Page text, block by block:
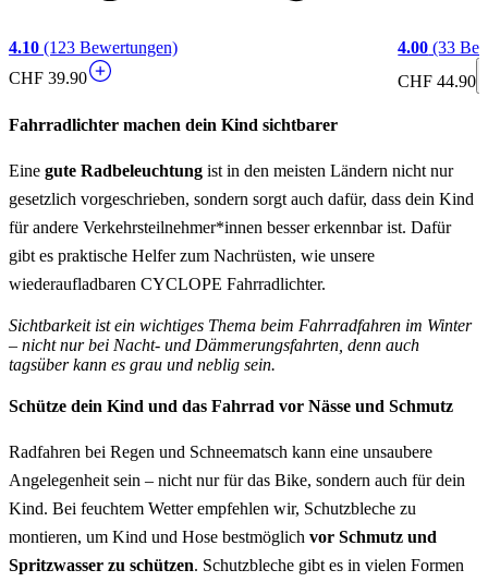
4.10 (123 Bewertungen)
CHF 39.90
4.00 (33
CHF 44.90
Fahrradlichter machen dein Kind sichtbarer
Eine gute Radbeleuchtung ist in den meisten Ländern nicht nur
gesetzlich vorgeschrieben, sondern sorgt auch dafür, dass dein Kind
für andere Verkehrsteilnehmer*innen besser erkennbar ist. Dafür
gibt es praktische Helfer zum Nachrüsten, wie unsere
wiederaufladbaren CYCLOPE Fahrradlichter.
Sichtbarkeit ist ein wichtiges Thema beim Fahrradfahren im Winter
– nicht nur bei Nacht- und Dämmerungsfahrten, denn auch
tagsüber kann es grau und neblig sein.
Schütze dein Kind und das Fahrrad vor Nässe und Schmutz
Radfahren bei Regen und Schneematsch kann eine unsaubere
Angelegenheit sein – nicht nur für das Bike, sondern auch für dein
Kind. Bei feuchtem Wetter empfehlen wir, Schutzbleche zu
montieren, um Kind und Hose bestmöglich vor Schmutz und
Spritzwasser zu schützen. Schutzbleche gibt es in vielen Formen